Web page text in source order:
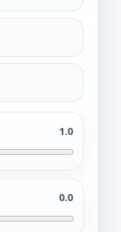
1.0
0.0